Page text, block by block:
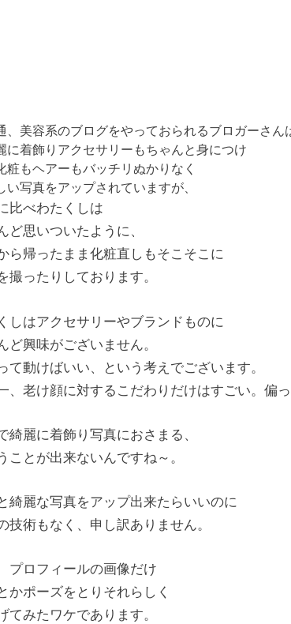
美容系のブログをやっておられるブロガーさん
着飾りアクセサリーもちゃんと身につけ
もヘアーもバッチリぬかりなく
写真をアップされていますが、
比べわたくしは
ど思いついたように、
ら帰ったまま化粧直しもそこそこに
撮ったりしております。
しはアクセサリーやブランドものに
ど興味がございません。
て動けばいい、という考えでございます。
、老け顔に対するこだわりだけはすごい。偏っ
綺麗に着飾り写真におさまる、
ことが出来ないんですね～。
綺麗な写真をアップ出来たらいいのに
技術もなく、申し訳ありません。
プロフィールの画像だけ
かポーズをとりそれらしく
てみたワケであります。